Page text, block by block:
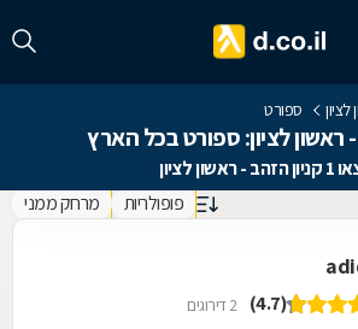
ספורט
- ראשון לציון: ספורט בכל הארץ
ראשון לציון
פופולריות מרחק ממני
(4.7) 2 דירוגים